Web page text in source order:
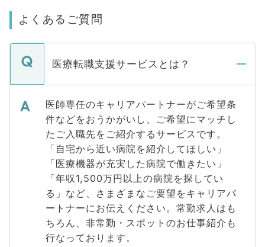
よくあるご質問
医療転職支援サービスとは？
医師専任のキャリアパートナーがご希望条
件などをおうかがいし、ご希望にマッチし
たご入職先をご紹介するサービスです。
「自宅から近い病院を紹介してほしい」
「医療機器が充実した病院で働きたい」
「年収1,500万円以上の病院を探してい
る」など、さまざまなご要望をキャリアパ
ートナーにお伝えください。常勤求人はも
ちろん、非常勤・スポットのお仕事紹介も
行なっております。